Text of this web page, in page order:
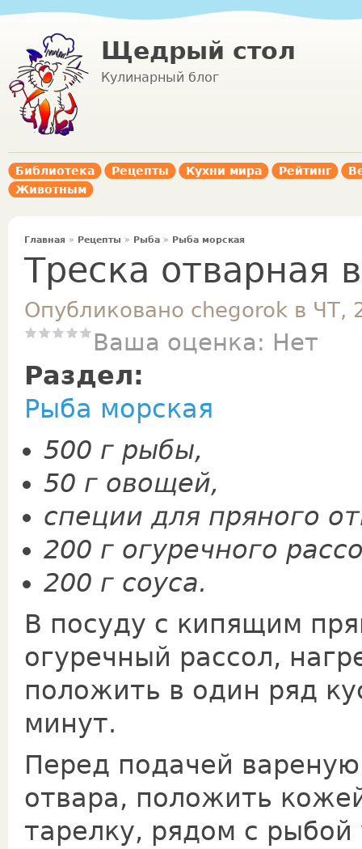
Щедрый стол
Кулинарный блог
Библиотека Рецепты Кухни мира Рейтинг
Животным
Главная » Рецепты » Рыба » Рыба морская
Треска отварная
Опубликовано chegorok в ЧТ,
Ваша оценка: Нет
Раздел:
Рыба морская
500 г рыбы,
50 г овощей,
специи для пряного
200 г огуречного
200 г соуса.
В посуду с кипящим
огуречный рассол,
положить в один ряд
минут.
Перед подачей
отвара, положить
тарелку, рядом с